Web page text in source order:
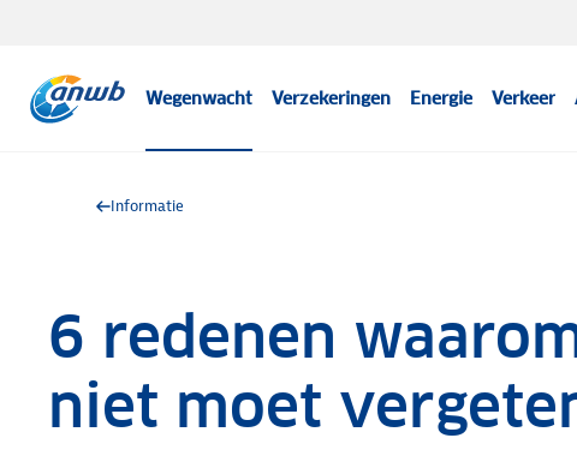
Wegenwacht Verzekeringen Energie Verkeer
Informatie
6 redenen
niet moet